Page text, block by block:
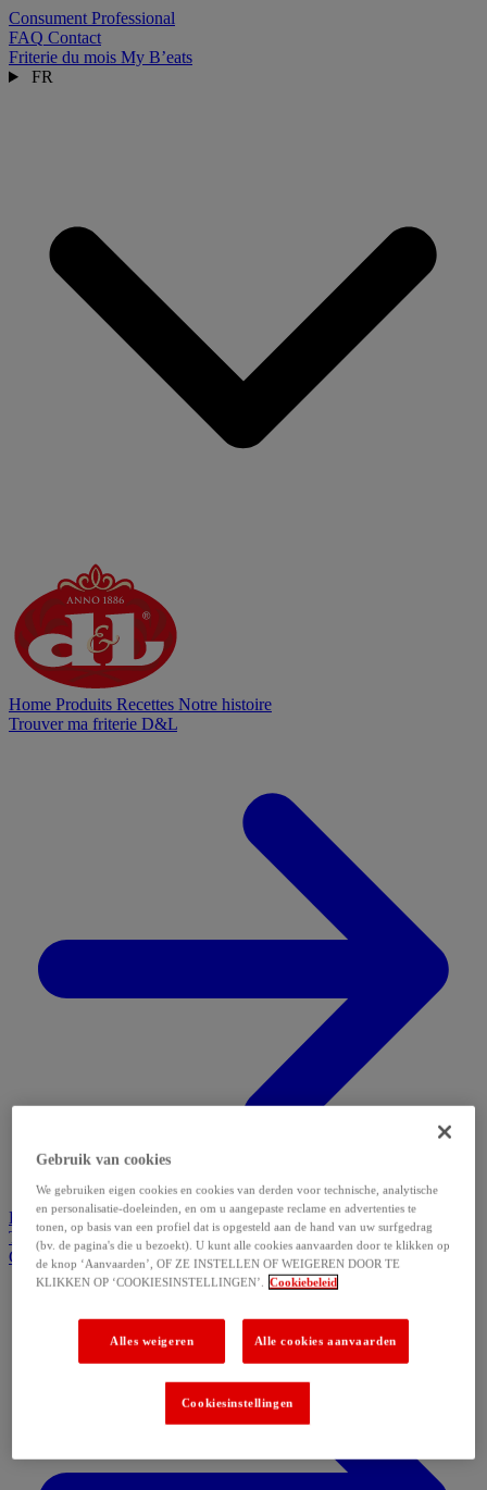
Consument Professional
FAQ Contact
Friterie du mois My B’eats
FR
Home Produits Recettes Notre histoire
Trouver ma friterie D&L
Home Galerie de produits Inspiration Pourquoi choisir D&L
Témoignages
Contactez-nous
Gebruik van cookies
We gebruiken eigen cookies en cookies van derden voor technische, analytische
en personalisatie-doeleinden, en om u aangepaste reclame en advertenties te
tonen, op basis van een profiel dat is opgesteld aan de hand van uw surfgedrag
(bv. de pagina's die u bezoekt). U kunt alle cookies aanvaarden door te klikken op
de knop ‘Aanvaarden’, OF ZE INSTELLEN OF WEIGEREN DOOR TE
KLIKKEN OP ‘COOKIESINSTELLINGEN’. Cookiebeleid
Alles weigeren Alle cookies aanvaarden
Cookiesinstellingen